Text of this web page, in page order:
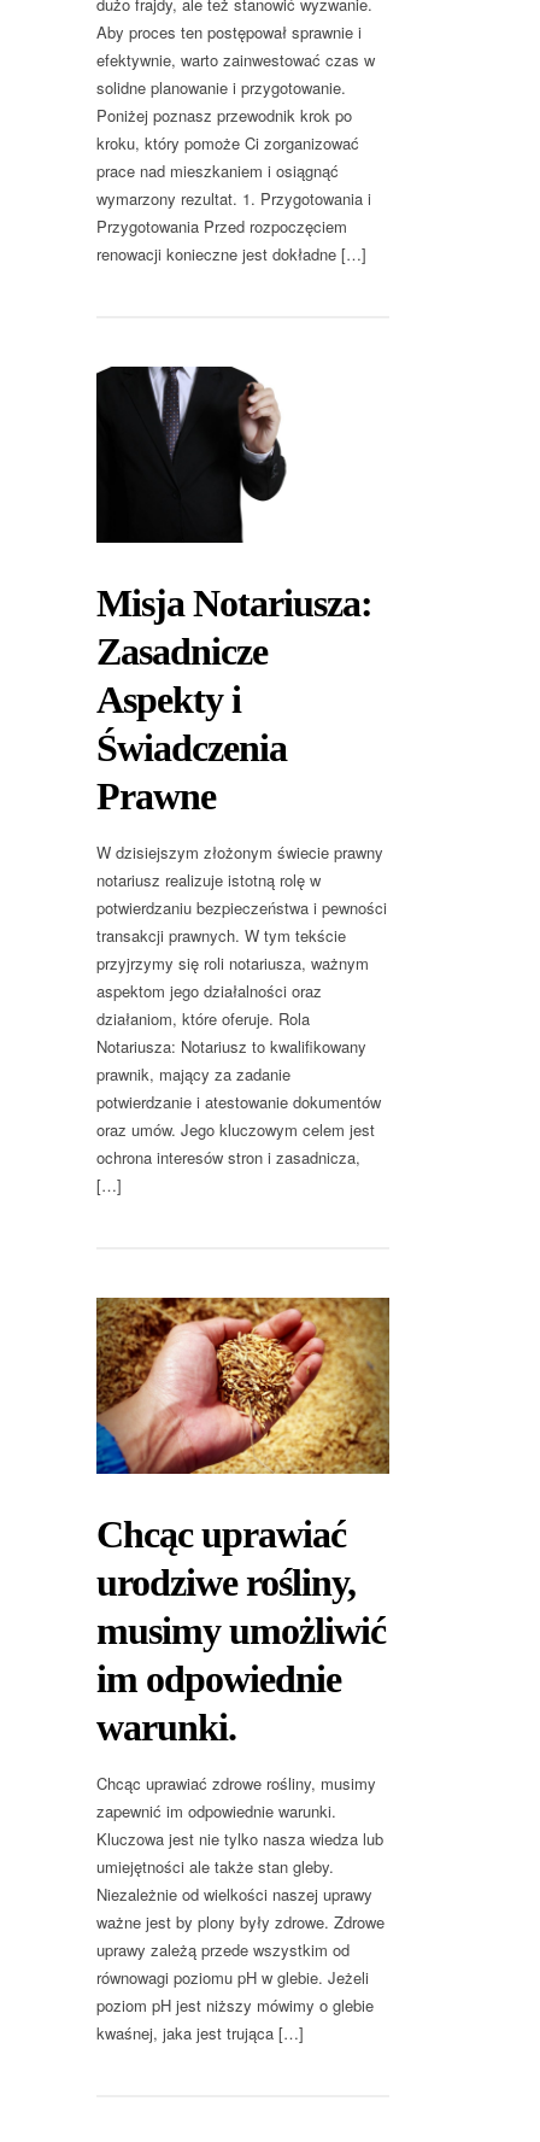
Aby proces ten postępował sprawnie i
efektywnie, warto zainwestować czas w
solidne planowanie i przygotowanie.
Poniżej poznasz przewodnik krok po
kroku, który pomoże Ci zorganizować
prace nad mieszkaniem i osiągnąć
wymarzony rezultat. 1. Przygotowania i
Przygotowania Przed rozpoczęciem
renowacji konieczne jest dokładne […]
Misja Notariusza:
Zasadnicze
Aspekty i
Świadczenia
Prawne
W dzisiejszym złożonym świecie prawny
notariusz realizuje istotną rolę w
potwierdzaniu bezpieczeństwa i pewności
transakcji prawnych. W tym tekście
przyjrzymy się roli notariusza, ważnym
aspektom jego działalności oraz
działaniom, które oferuje. Rola
Notariusza: Notariusz to kwalifikowany
prawnik, mający za zadanie
potwierdzanie i atestowanie dokumentów
oraz umów. Jego kluczowym celem jest
ochrona interesów stron i zasadnicza,
[…]
Chcąc uprawiać
urodziwe rośliny,
musimy umożliwić
im odpowiednie
warunki.
Chcąc uprawiać zdrowe rośliny, musimy
zapewnić im odpowiednie warunki.
Kluczowa jest nie tylko nasza wiedza lub
umiejętności ale także stan gleby.
Niezależnie od wielkości naszej uprawy
ważne jest by plony były zdrowe. Zdrowe
uprawy zależą przede wszystkim od
równowagi poziomu pH w glebie. Jeżeli
poziom pH jest niższy mówimy o glebie
kwaśnej, jaka jest trująca […]